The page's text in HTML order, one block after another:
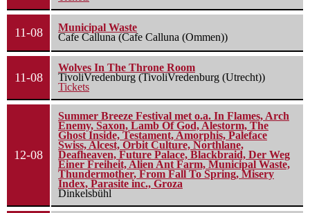
11-08
Municipal Waste
Cafe Calluna (Cafe Calluna (Ommen))
11-08
Wolves In The Throne Room
TivoliVredenburg (TivoliVredenburg (Utrecht))
Tickets
12-08
Summer Breeze Festival met o.a. In Flames, Arch
Enemy, Saxon, Lamb Of God, Alestorm, The
Ghost Inside, Testament, Amorphis, Paleface
Swiss, Alcest, Orbit Culture, Northlane,
Deafheaven, Future Palace, Blackbraid, Der Weg
Einer Freiheit, Alien Ant Farm, Municipal Waste,
Thundermother, From Fall To Spring, Misery
Index, Parasite inc., Groza
Dinkelsbühl